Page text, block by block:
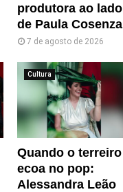
produtora ao lado
de Paula Cosenza
7 de agosto de 2026
Cultura
Quando o terreiro
ecoa no pop:
Alessandra Leão